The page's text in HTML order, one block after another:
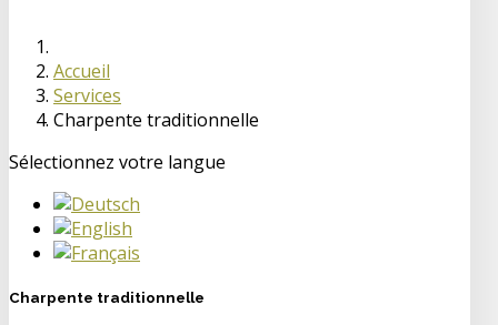
Accueil
Services
Charpente traditionnelle
Sélectionnez votre langue
Charpente traditionnelle